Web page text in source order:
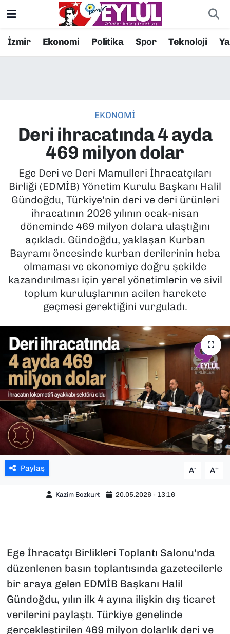
İzmir Ekonomi Politika Spor Teknoloji
EKONOMİ
Deri ihracatında 4 ayda
469 milyon dolar
Ege Deri ve Deri Mamulleri İhracatçıları
Birliği (EDMİB) Yönetim Kurulu Başkanı Halil
Gündoğdu, Türkiye'nin deri ve deri ürünleri
ihracatının 2026 yılının ocak-nisan
döneminde 469 milyon dolara ulaştığını
açıkladı. Gündoğdu, yaklaşan Kurban
Bayramı öncesinde kurban derilerinin heba
olmaması ve ekonomiye doğru şekilde
kazandırılması için yerel yönetimlerin ve sivil
toplum kuruluşlarının acilen harekete
geçmesi gerektiğini vurguladı.
Paylaş A- A+
Kazim Bozkurt 20.05.2026 - 13:16
Ege İhracatçı Birlikleri Toplantı Salonu'nda
düzenlenen basın toplantısında gazetecilerle
bir araya gelen EDMİB Başkanı Halil
Gündoğdu, yılın ilk 4 ayına ilişkin dış ticaret
verilerini paylaştı. Türkiye genelinde
gerçekleştirilen 469 milyon dolarlık deri ve
Resmi İlanlar
EKONOMİ
KÜLTÜR SANAT
MAGAZİN
POLİTİKA
SAĞLIK
SPOR
TEKNOLOJİ
YAŞAM
YEREL YÖNETİMLER
Konak Nöbetçi Eczaneler
Süper Lig Puan Durumu ve Fikstür
Tüm Manşetler
Son Dakika Haberleri
Haber Arşivi